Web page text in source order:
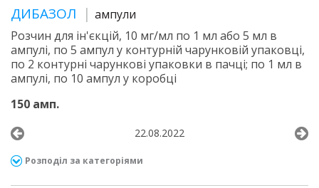
ДИБАЗОЛ
ампули
Розчин для ін'єкцій, 10 мг/мл по 1 мл або 5 мл в
ампулі, по 5 ампул у контурній чарунковій упаковці,
по 2 контурні чарункові упаковки в пачці; по 1 мл в
ампулі, по 10 ампул у коробці
150 амп.
22.08.2022
Розподіл за категоріями